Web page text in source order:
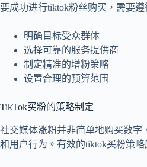
要成功进行tiktok粉丝购买，需要遵
明确目标受众群体
选择可靠的服务提供商
制定精准的增粉策略
设置合理的预算范围
TikTok买粉的策略制定
社交媒体涨粉并非简单地购买数字
和用户行为。有效的tiktok买粉策略